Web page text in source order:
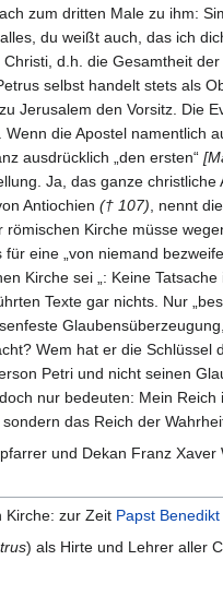
zum dritten Male zu ihm:
du weißt auch, das ich
d.h. die Gesamtheit
selbst handelt stets als
zu Jerusalem den Vorsitz. Die
. Wenn die Apostel namentlich
ausdrücklich „den ersten“
Ja, das ganze
Antiochien († 107), nennt
Kirche müsse
eine „von niemand
Kirche sei „: Keine
Texte gar nichts. Nur
Wem hat er die
Petri und nicht seinen
nur bedeuten: Mein
das Reich der
und Dekan Franz
Kirche: zur Zeit Papst Benedikt
) als Hirte und Lehrer aller